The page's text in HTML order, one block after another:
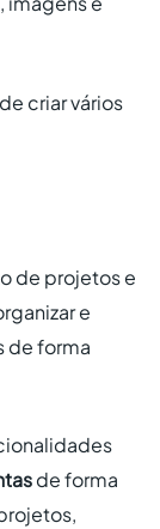
criar vários
de projetos e
e
de forma
de forma